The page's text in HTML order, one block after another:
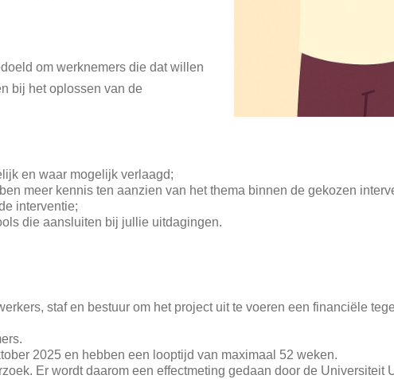
om werknemers die dat willen
bij het oplossen van de
en waar mogelijk verlaagd;
meer kennis ten aanzien van het thema binnen de gekozen
interventie;
die aansluiten bij jullie uitdagingen.
staf en bestuur om het project uit te voeren een financiële
2025 en hebben een looptijd van maximaal 52 weken.
Er wordt daarom een effectmeting gedaan door de Universiteit